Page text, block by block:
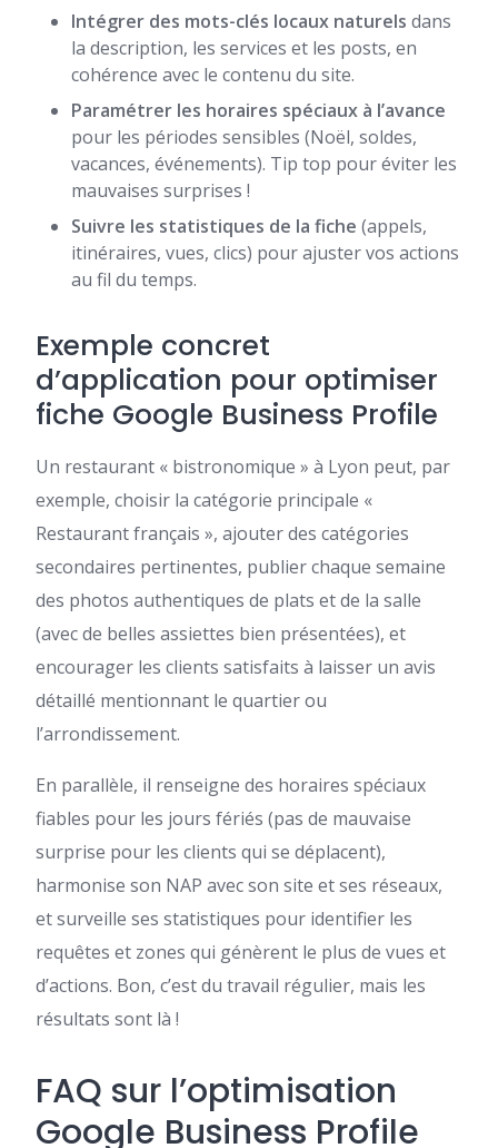
Intégrer des mots-clés locaux naturels dans
la description, les services et les posts, en
cohérence avec le contenu du site.
Paramétrer les horaires spéciaux à l’avance
pour les périodes sensibles (Noël, soldes,
vacances, événements). Tip top pour éviter les
mauvaises surprises !
Suivre les statistiques de la fiche (appels,
itinéraires, vues, clics) pour ajuster vos actions
au fil du temps.
Exemple concret
d’application pour optimiser
fiche Google Business Profile
Un restaurant « bistronomique » à Lyon peut, par
exemple, choisir la catégorie principale «
Restaurant français », ajouter des catégories
secondaires pertinentes, publier chaque semaine
des photos authentiques de plats et de la salle
(avec de belles assiettes bien présentées), et
encourager les clients satisfaits à laisser un avis
détaillé mentionnant le quartier ou
l’arrondissement.
En parallèle, il renseigne des horaires spéciaux
fiables pour les jours fériés (pas de mauvaise
surprise pour les clients qui se déplacent),
harmonise son NAP avec son site et ses réseaux,
et surveille ses statistiques pour identifier les
requêtes et zones qui génèrent le plus de vues et
d’actions. Bon, c’est du travail régulier, mais les
résultats sont là !
FAQ sur l’optimisation
Google Business Profile